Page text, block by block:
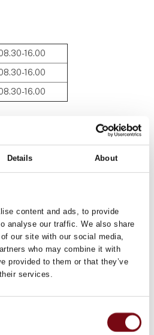
Details About
content and ads, to provide
analyse our traffic. We also share
our site with our social media,
who may combine it with
provided to them or that they’ve
services.
16.00
16.00
16.00